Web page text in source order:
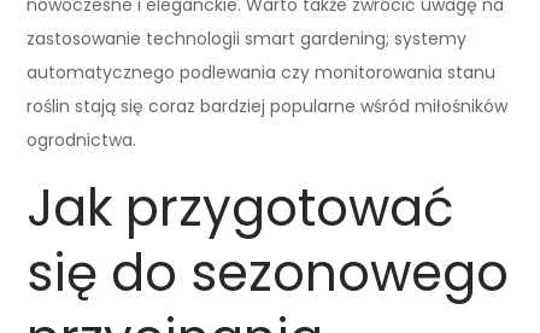
zastosowanie technologii smart gardening; systemy
automatycznego podlewania czy monitorowania stanu
roślin stają się coraz bardziej popularne wśród miłośników
ogrodnictwa.
Jak przygotować
się do sezonowego